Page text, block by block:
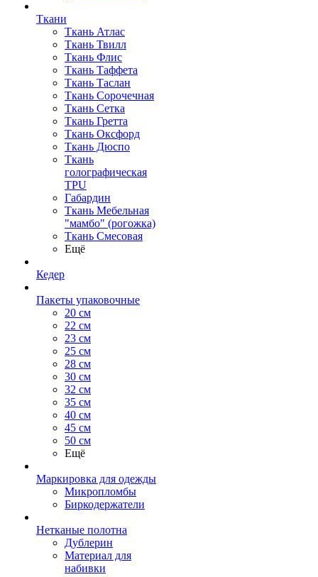
Ткани
Ткань Атлас
Ткань Твилл
Ткань Флис
Ткань Таффета
Ткань Таслан
Ткань Сорочечная
Ткань Сетка
Ткань Гретта
Ткань Оксфорд
Ткань Дюспо
Ткань
голографическая
TPU
Габардин
Ткань Мебельная
"мамбо" (рогожка)
Ткань Смесовая
Ещё
Кедер
Пакеты упаковочные
20 см
22 см
23 см
25 см
28 см
30 см
32 см
35 см
40 см
45 см
50 см
Ещё
Маркировка для одежды
Микропломбы
Биркодержатели
Нетканые полотна
Дублерин
Материал для
набивки